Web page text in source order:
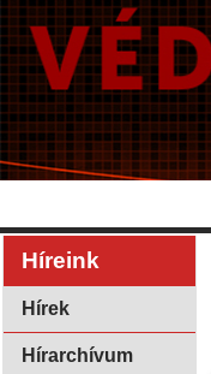
Híreink
Hírek
Hírarchívum